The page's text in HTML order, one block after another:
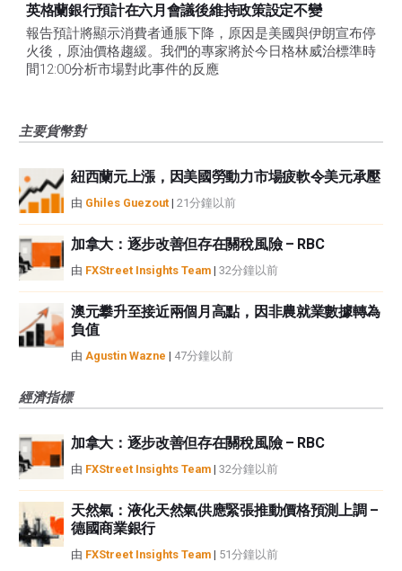
英格蘭銀行預計在六月會議後維持政策設定不變
報告預計將顯示消費者通脹下降，原因是美國與伊朗宣布停
火後，原油價格趨緩。我們的專家將於今日格林威治標準時
間12:00分析市場對此事件的反應
主要貨幣對
紐西蘭元上漲，因美國勞動力市場疲軟令美元承壓
由 Ghiles Guezout | 21分鐘以前
加拿大：逐步改善但存在關稅風險 – RBC
由 FXStreet Insights Team | 32分鐘以前
澳元攀升至接近兩個月高點，因非農就業數據轉為
負值
由 Agustin Wazne | 47分鐘以前
經濟指標
加拿大：逐步改善但存在關稅風險 – RBC
由 FXStreet Insights Team | 32分鐘以前
天然氣：液化天然氣供應緊張推動價格預測上調 –
德國商業銀行
由 FXStreet Insights Team | 51分鐘以前